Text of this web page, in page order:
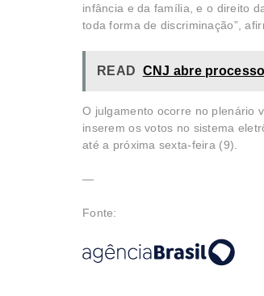
infância e da família, e o direito
toda forma de discriminação”,
READ CNJ abre
O julgamento ocorre no plenário
inserem os votos no sistema
até a próxima sexta-feira (9).
—
Fonte: